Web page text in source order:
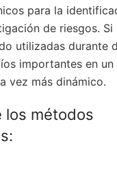
para la
de riesgos. Si
utilizadas durante
importantes en un
vez más dinámico.
los métodos